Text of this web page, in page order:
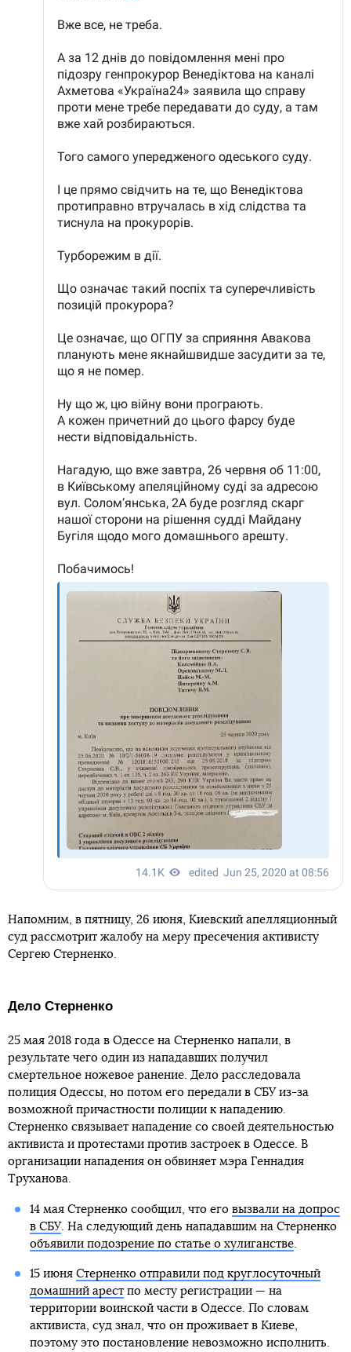
Напомним, в пятницу, 26 июня, Киевский апелляционный
суд рассмотрит жалобу на меру пресечения активисту
Сергею Стерненко.
Дело Стерненко
25 мая 2018 года в Одессе на Стерненко напали, в
результате чего один из нападавших получил
смертельное ножевое ранение. Дело расследовала
полиция Одессы, но потом его передали в СБУ из-за
возможной причастности полиции к нападению.
Стерненко связывает нападение со своей деятельностью
активиста и протестами против застроек в Одессе. В
организации нападения он обвиняет мэра Геннадия
Труханова.
14 мая Стерненко сообщил, что его вызвали на допрос
в СБУ. На следующий день нападавшим на Стерненко
объявили подозрение по статье о хулиганстве.
15 июня Стерненко отправили под круглосуточный
домашний арестпо месту регистрации — на
территории воинской части в Одессе. По словам
активиста, суд знал, что он проживает в Киеве,
поэтому это постановление невозможно исполнить.